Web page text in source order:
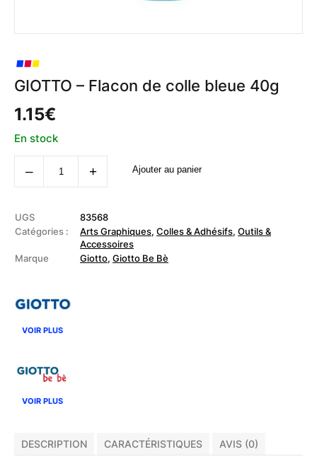
GIOTTO – Flacon de colle bleue 40g
1.15€
En stock
‒
quantité
de
de
colle
bleue
+ Ajouter au panier
UGS
83568
Catégories :
Arts Graphiques, Colles & Adhésifs, Outils &
Accessoires
Marque
Giotto, Giotto Be Bè
VOIR PLUS
VOIR PLUS
DESCRIPTION CARACTÉRISTIQUES AVIS (0)